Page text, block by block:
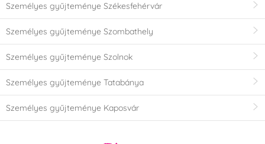
Személyes gyűjteménye Székesfehérvár
Személyes gyűjteménye Szombathely
Személyes gyűjteménye Szolnok
Személyes gyűjteménye Tatabánya
Személyes gyűjteménye Kaposvár